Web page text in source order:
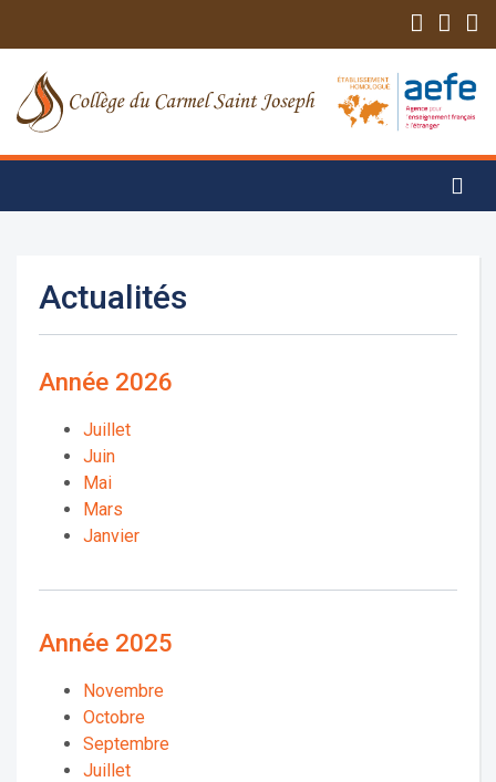
Actualités
Année 2026
Juillet
Juin
Mai
Mars
Janvier
Année 2025
Novembre
Octobre
Septembre
Juillet